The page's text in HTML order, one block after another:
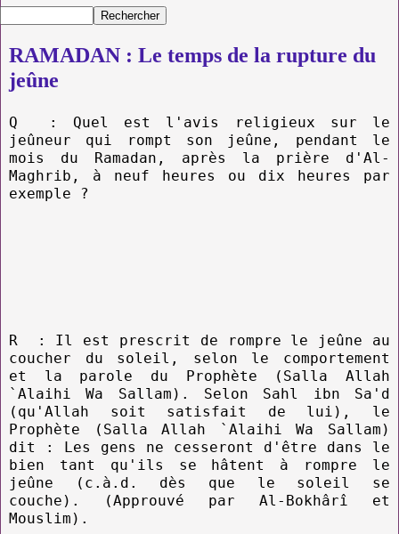
RAMADAN : Le temps de la rupture du
jeûne
Q : Quel est l'avis religieux sur le
jeûneur qui rompt son jeûne, pendant le
mois du Ramadan, après la prière d'Al-
Maghrib, à neuf heures ou dix heures par
exemple ?
R : Il est prescrit de rompre le jeûne au
coucher du soleil, selon le comportement
et la parole du Prophète (Salla Allah
`Alaihi Wa Sallam). Selon Sahl ibn Sa'd
(qu'Allah soit satisfait de lui), le
Prophète (Salla Allah `Alaihi Wa Sallam)
dit : Les gens ne cesseront d'être dans le
bien tant qu'ils se hâtent à rompre le
jeûne (c.à.d. dès que le soleil se
couche). (Approuvé par Al-Bokhârî et
Mouslim).